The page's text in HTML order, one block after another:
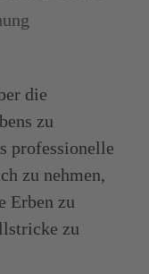
die
zu
professionelle
zu nehmen,
Erben zu
zu